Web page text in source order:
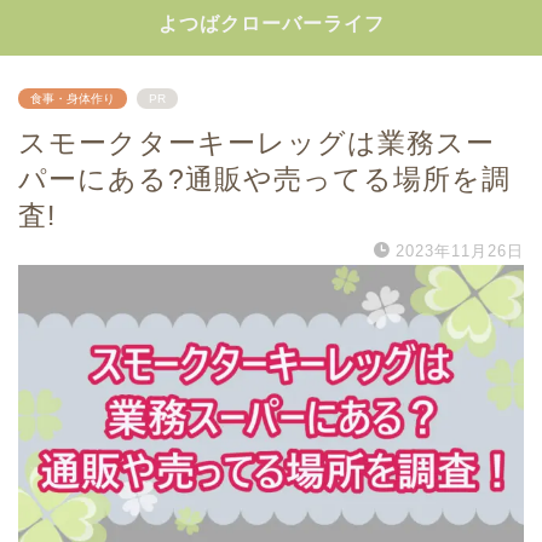
よつばクローバーライフ
食事・身体作り PR
スモークターキーレッグは業務スー
パーにある?通販や売ってる場所を調
査!
2023年11月26日